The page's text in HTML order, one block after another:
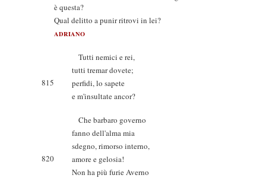
è questa?
Qual delitto a punir ritrovi in lei?
ADRIANO
Tutti nemici e rei,
tutti tremar dovete;
815
perfidi, lo sapete
e m'insultate ancor?
Che barbaro governo
fanno dell'alma mia
sdegno, rimorso interno,
820
amore e gelosia!
Non ha più furie Averno